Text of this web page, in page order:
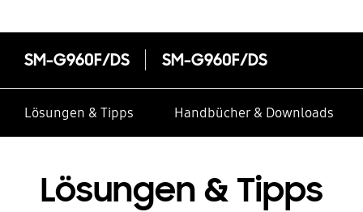
SM-G960F/DS SM-G960F/DS
Lösungen & Tipps Handbücher & Downloads
Lösungen & Tipps